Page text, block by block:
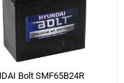
Bolt SMF65B24R